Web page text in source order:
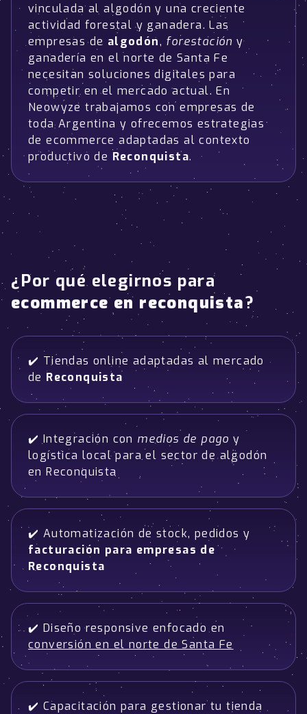
vinculada al algodón y una creciente
actividad forestal y ganadera. Las
empresas de algodón, forestación y
ganadería en el norte de Santa Fe
necesitan soluciones digitales para
competir en el mercado actual. En
Neowyze trabajamos con empresas de
toda Argentina y ofrecemos estrategias
de ecommerce adaptadas al contexto
productivo de Reconquista.
¿Por qué elegirnos para
ecommerce en reconquista?
✔️ Tiendas online adaptadas al mercado
de Reconquista
✔️ Integración con medios de pago y
logística local para el sector de algodón
en Reconquista
✔️ Automatización de stock, pedidos y
facturación para empresas de
Reconquista
✔️ Diseño responsive enfocado en
conversión en el norte de Santa Fe
✔️ Capacitación para gestionar tu tienda